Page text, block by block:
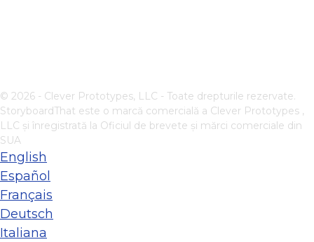
© 2026 - Clever Prototypes, LLC - Toate drepturile rezervate.
StoryboardThat este o marcă comercială a Clever Prototypes ,
LLC și înregistrată la Oficiul de brevete și mărci comerciale din
SUA
English
Español
Français
Deutsch
Italiana